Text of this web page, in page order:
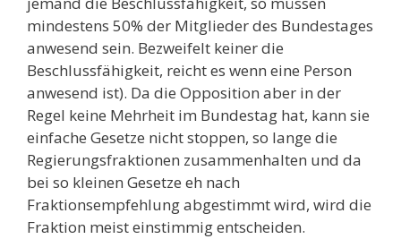
mindestens 50% der Mitglieder des Bundestages
anwesend sein. Bezweifelt keiner die
Beschlussfähigkeit, reicht es wenn eine Person
anwesend ist). Da die Opposition aber in der
Regel keine Mehrheit im Bundestag hat, kann sie
einfache Gesetze nicht stoppen, so lange die
Regierungsfraktionen zusammenhalten und da
bei so kleinen Gesetze eh nach
Fraktionsempfehlung abgestimmt wird, wird die
Fraktion meist einstimmig entscheiden.